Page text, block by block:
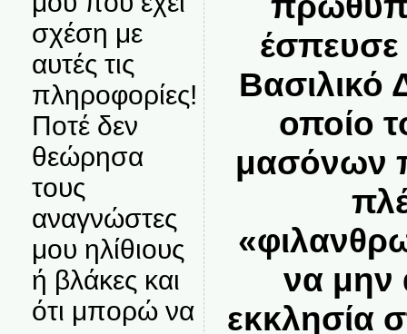
σχέση με
αυτές τις
πληροφορίες!
Ποτέ δεν
θεώρησα
τους
αναγνώστες
μου ηλίθιους
ή βλάκες και
ότι μπορώ να
έσπευσε
Βασιλικό
οποίο
μασόνων
να μην
εκκλησία